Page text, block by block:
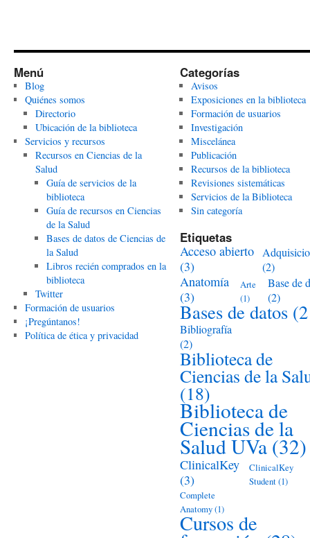
Menú
Blog
Quiénes somos
Directorio
Ubicación de la biblioteca
Servicios y recursos
Recursos en Ciencias de la
Salud
Guía de servicios de la
biblioteca
Guía de recursos en Ciencias
de la Salud
Bases de datos de Ciencias de
la Salud
Libros recién comprados en la
biblioteca
Twitter
Formación de usuarios
¡Pregúntanos!
Política de ética y privacidad
Categorías
Avisos
Exposiciones en la biblioteca
Formación de usuarios
Investigación
Miscelánea
Publicación
Recursos de la biblioteca
Revisiones sistemáticas
Servicios de la Biblioteca
Sin categoría
Etiquetas
Acceso abierto
(3)
(2)
Anatomía
(3)
Arte
(1)
Base de
(2)
Bases de datos
Bibliografía
(2)
Biblioteca de
Ciencias de la
(18)
Biblioteca de
Ciencias de la
Salud UVa (32)
ClinicalKey
(3)
ClinicalKey
Student(1)
Complete
Anatomy(1)
Cursos de